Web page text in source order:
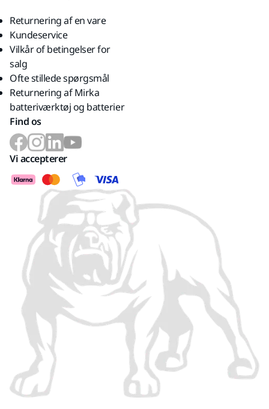
Returnering af en vare
Kundeservice
Vilkår of betingelser for
salg
Ofte stillede spørgsmål
Returnering af Mirka
batteriværktøj og batterier
Find os
Vi accepterer